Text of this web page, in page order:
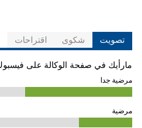
تصويت شكوى اقتراحات
في صفحة الوكالة على فيسبوك
جدا